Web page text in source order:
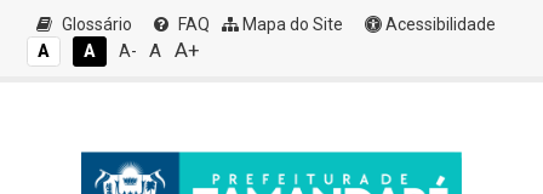
Glossário FAQ Mapa do Site
Acessibilidade
A
A A- A A+